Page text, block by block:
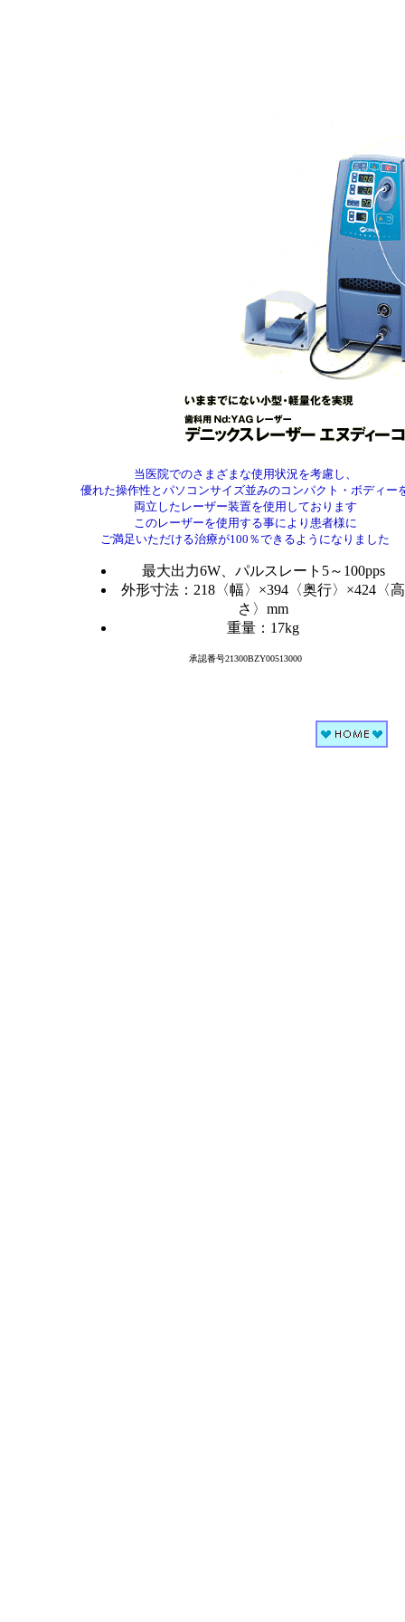
当医院でのさまざまな使用状況を考慮し、
優れた操作性とパソコンサイズ並みのコンパクト・ボディー
両立したレーザー装置を使用しております
このレーザーを使用する事により患者様に
ご満足いただける治療が100％できるようになりました
最大出力6W、パルスレート5～100pps
外形寸法：218〈幅〉×394〈奥行〉×424〈高
さ〉mm
重量：17kg
承認番号21300BZY00513000